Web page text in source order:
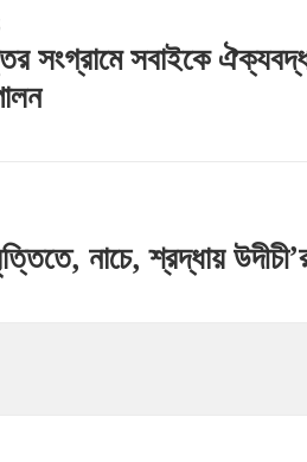
সংগ্রামে সবাইকে
নাচে, শ্রদ্ধায়